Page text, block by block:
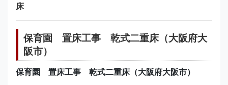
床
保育園 置床工事 乾式二重床（大阪府大
阪市）
保育園 置床工事 乾式二重床（大阪府大阪市）